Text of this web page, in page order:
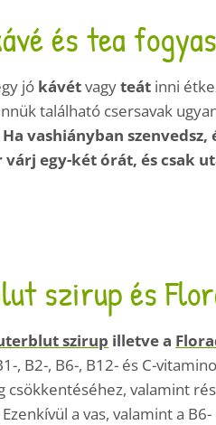
és tea
jó kávétvagyteát inni
található csersavak
Ha vashiányban
egy-két órát, és csak
szirup és
szirup illetve a
, B2-, B6-, B12- és C-
csökkentéséhez, valamint
a vas, valamint a